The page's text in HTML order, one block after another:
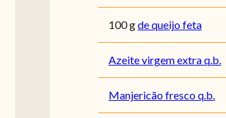
100gde queijo feta
Azeite virgem extra q.b.
Manjericão fresco q.b.